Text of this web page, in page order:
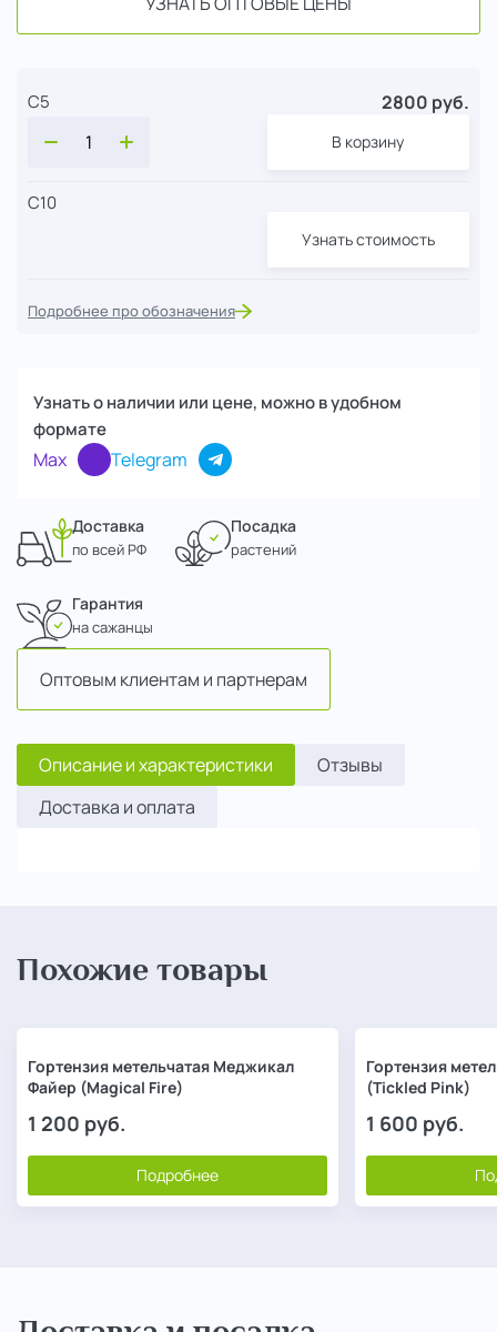
С5 2800 руб.
В корзину
С10
Узнать стоимость
Подробнее про обозначения
Узнать о наличии или цене, можно в удобном
формате
Max Telegram
Доставка
по всей РФ
Посадка
растений
Гарантия
на сажанцы
Оптовым клиентам и партнерам
Описание и характеристики
Отзывы
Доставка и оплата
Похожие товары
Гортензия метельчатая Меджикал
Файер (Magical Fire)
1 200 руб.
Подробнее
Гортензия
(Tickled Pink)
1 600 руб.